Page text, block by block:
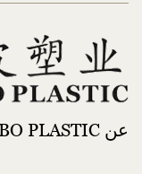
عن HAIBO PLASTIC